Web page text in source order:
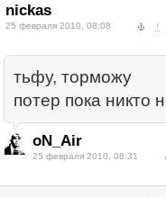
nickas
25 февраля 2010, 08:08 ↑
тьфу, торможу
потер пока никто
oN_Air
25 февраля 2010, 08:31